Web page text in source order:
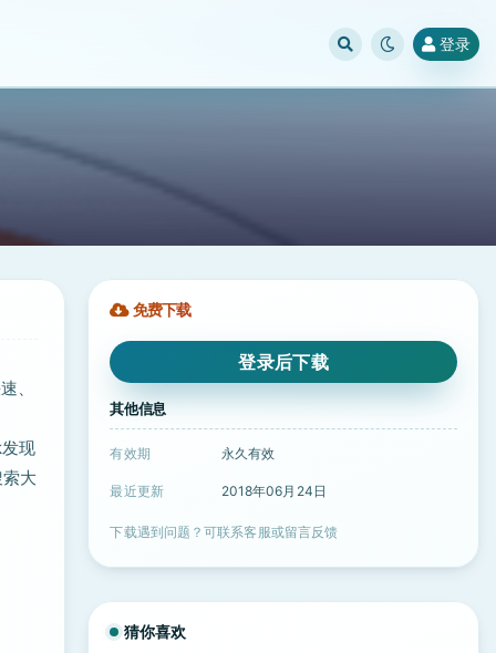
登录
、
现
大
免费下载
登录后下载
其他信息
有效期 永久有效
最近更新 2018年06月24日
下载遇到问题？可联系客服或留言反馈
猜你喜欢